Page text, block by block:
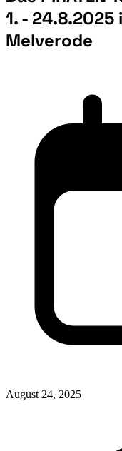
1. -
Melverode
August 24, 2025